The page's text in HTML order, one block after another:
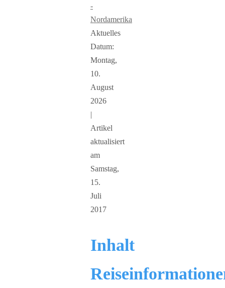
-
Nordamerika
Aktuelles
Datum:
Montag,
10.
August
2026
|
Artikel
aktualisiert
am
Samstag,
15.
Juli
2017
Inhalt